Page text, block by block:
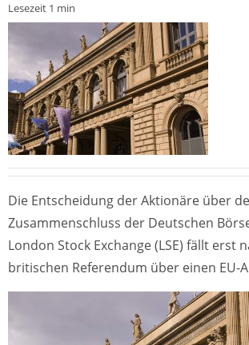
Lesezeit 1 min
Die Entscheidung der Aktionäre über
Zusammenschluss der Deutschen
London Stock Exchange (LSE) fällt erst
britischen Referendum über einen EU-